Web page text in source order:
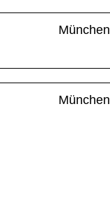
München
München